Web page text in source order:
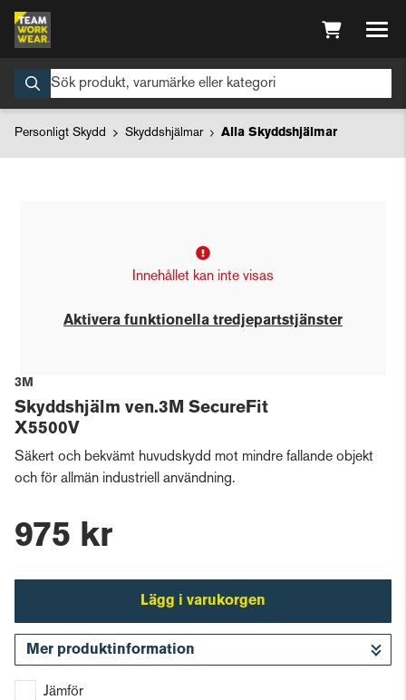
Personligt Skydd Skyddshjälmar Alla Skyddshjälmar
Innehållet kan inte visas
Aktivera funktionella tredjepartstjänster
3M
Skyddshjälm ven.3M SecureFit
X5500V
Säkert och bekvämt huvudskydd mot mindre fallande objekt
och för allmän industriell användning.
975 kr
Lägg i varukorgen
Mer produktinformation
Jämför